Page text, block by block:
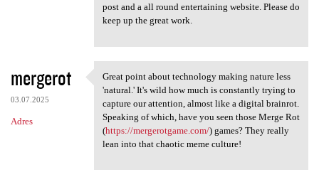
post and a all round entertaining website. Please do
keep up the great work.
mergerot
03.07.2025
Adres
Great point about technology
Great point about technology making nature less
'natural.' It's wild how much is constantly trying to
capture our attention, almost like a digital brainrot.
Speaking of which, have you seen those Merge Rot
(https://mergerotgame.com/) games? They really
lean into that chaotic meme culture!